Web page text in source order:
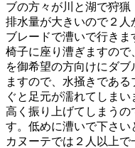
ブの方々が川と湖で狩猟
排水量が大きいので２
ブレードで漕いで行きま
椅子に座り漕ぎますの
を御希望の方向けにダ
ますので、水掻きであ
ぐと足元が濡れてしま
高く振り上げてしまうの
す。低めに漕いで下さい
カヌーテでは２人以上